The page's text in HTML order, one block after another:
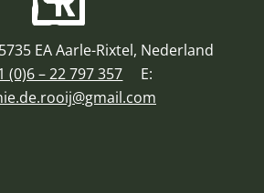
EA Aarle-Rixtel, Nederland
(0)6 – 22 797 357 E: